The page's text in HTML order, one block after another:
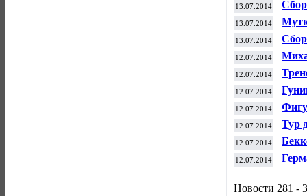
13.07.2014
13.07.2014
13.07.2014
место
12.07.2014
12.07.2014
12.07.2014
12.07.2014
12.07.2014 Тур
12.07.2014
12.07.2014
Новости 281 -